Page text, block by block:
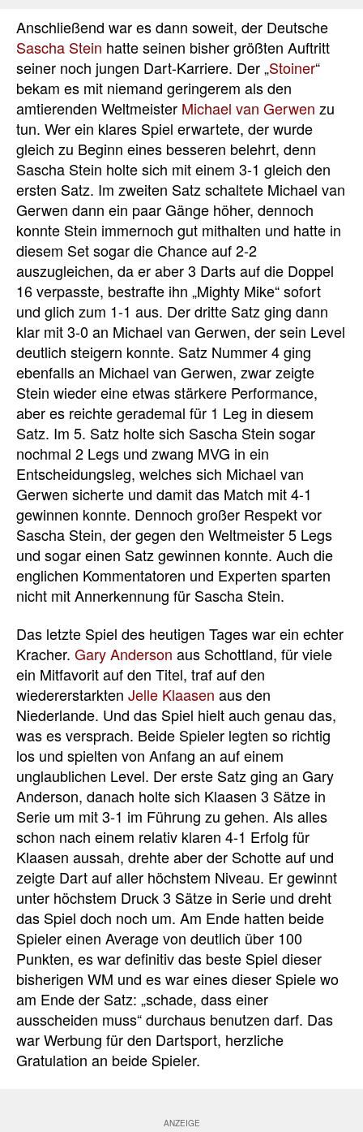
Anschließend war es dann soweit, der Deutsche
Sascha Stein hatte seinen bisher größten Auftritt
seiner noch jungen Dart-Karriere. Der „Stoiner“
bekam es mit niemand geringerem als den
amtierenden Weltmeister Michael van Gerwen zu
tun. Wer ein klares Spiel erwartete, der wurde
gleich zu Beginn eines besseren belehrt, denn
Sascha Stein holte sich mit einem 3-1 gleich den
ersten Satz. Im zweiten Satz schaltete Michael van
Gerwen dann ein paar Gänge höher, dennoch
konnte Stein immernoch gut mithalten und hatte in
diesem Set sogar die Chance auf 2-2
auszugleichen, da er aber 3 Darts auf die Doppel
16 verpasste, bestrafte ihn „Mighty Mike“ sofort
und glich zum 1-1 aus. Der dritte Satz ging dann
klar mit 3-0 an Michael van Gerwen, der sein Level
deutlich steigern konnte. Satz Nummer 4 ging
ebenfalls an Michael van Gerwen, zwar zeigte
Stein wieder eine etwas stärkere Performance,
aber es reichte gerademal für 1 Leg in diesem
Satz. Im 5. Satz holte sich Sascha Stein sogar
nochmal 2 Legs und zwang MVG in ein
Entscheidungsleg, welches sich Michael van
Gerwen sicherte und damit das Match mit 4-1
gewinnen konnte. Dennoch großer Respekt vor
Sascha Stein, der gegen den Weltmeister 5 Legs
und sogar einen Satz gewinnen konnte. Auch die
englichen Kommentatoren und Experten sparten
nicht mit Annerkennung für Sascha Stein.
Das letzte Spiel des heutigen Tages war ein echter
Kracher. Gary Anderson aus Schottland, für viele
ein Mitfavorit auf den Titel, traf auf den
wiedererstarkten Jelle Klaasen aus den
Niederlande. Und das Spiel hielt auch genau das,
was es versprach. Beide Spieler legten so richtig
los und spielten von Anfang an auf einem
unglaublichen Level. Der erste Satz ging an Gary
Anderson, danach holte sich Klaasen 3 Sätze in
Serie um mit 3-1 im Führung zu gehen. Als alles
schon nach einem relativ klaren 4-1 Erfolg für
Klaasen aussah, drehte aber der Schotte auf und
zeigte Dart auf aller höchstem Niveau. Er gewinnt
unter höchstem Druck 3 Sätze in Serie und dreht
das Spiel doch noch um. Am Ende hatten beide
Spieler einen Average von deutlich über 100
Punkten, es war definitiv das beste Spiel dieser
bisherigen WM und es war eines dieser Spiele wo
am Ende der Satz: „schade, dass einer
ausscheiden muss“ durchaus benutzen darf. Das
war Werbung für den Dartsport, herzliche
Gratulation an beide Spieler.